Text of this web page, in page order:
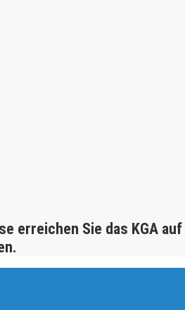
erreichen Sie das KGA auf